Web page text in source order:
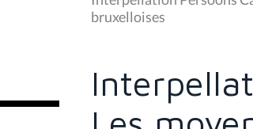
s
ê
bruxelloises